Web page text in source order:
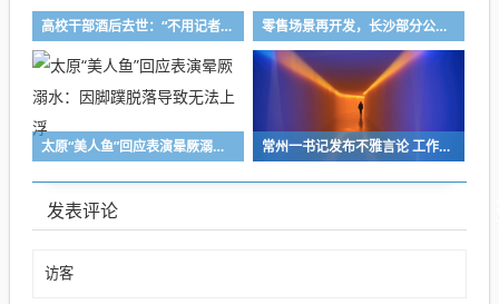
高校干部酒后去世：“不用记者关心”，会真正反思吗 零售场景再开发，长沙部分公交装起自动贩卖机
太原“美人鱼”回应表演晕厥溺水：因脚蹼脱落导致无法上浮 常州一书记发布不雅言论 工作群事件引关注
发表评论